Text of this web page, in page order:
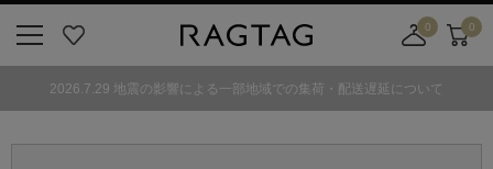
気
0
舗
0
2026.7.29 地震の影響による一部地域での集荷・配送遅延について